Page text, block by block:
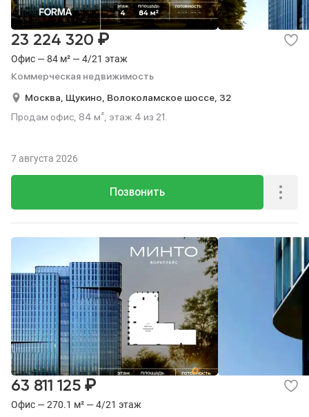
Офис — 84 м² — 4/21 этаж
Коммерческая недвижимость
23 224 320 ₽
Москва, Щукино, Волоколамское шоссе, 32
Продам офис, 84 м², этаж 4 из 21.
Позвонить
7 августа 2026
Офис — 270.1 м² — 4/21 этаж
63 811 125 ₽